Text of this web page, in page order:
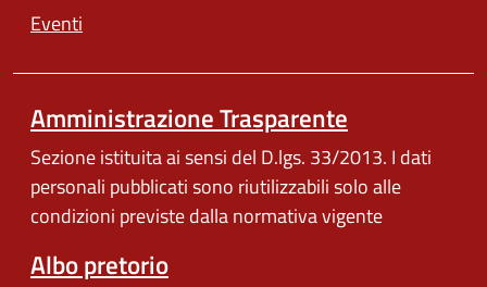
Eventi
Amministrazione Trasparente
Sezione istituita ai sensi del D.lgs. 33/2013. I dati
personali pubblicati sono riutilizzabili solo alle
condizioni previste dalla normativa vigente
Albo pretorio